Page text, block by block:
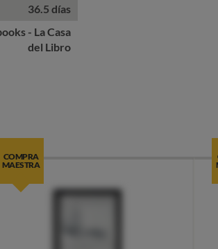
36.5 días
- La Casa
del Libro
COMPRA
MAESTRA